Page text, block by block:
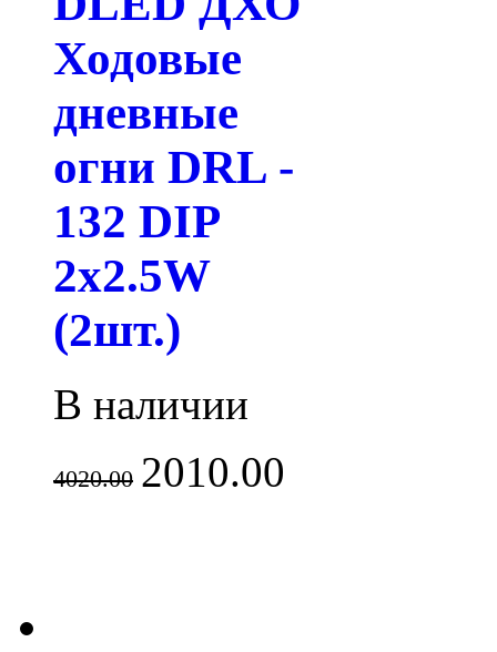
Ходовые
дневные
огни DRL -
132 DIP
2x2.5W
(2шт.)
В наличии
4020.00 2010.00